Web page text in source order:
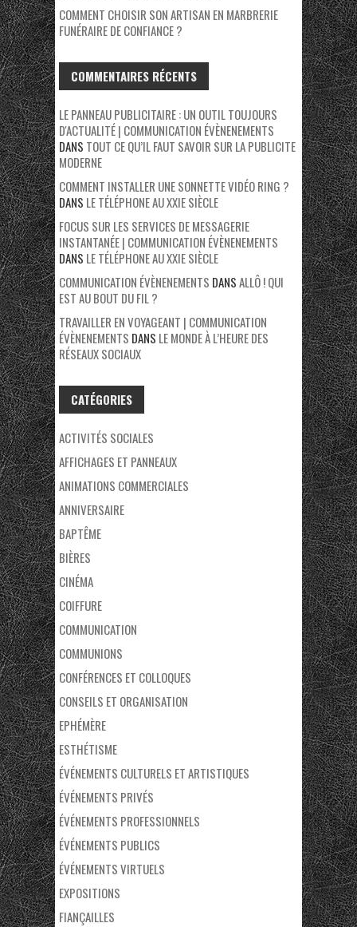
COMMENT CHOISIR SON ARTISAN EN MARBRERIE
FUNÉRAIRE DE CONFIANCE ?
COMMENTAIRES RÉCENTS
LE PANNEAU PUBLICITAIRE : UN OUTIL TOUJOURS
D'ACTUALITÉ | COMMUNICATION ÉVÈNENEMENTS
DANS TOUT CE QU’IL FAUT SAVOIR SUR LA PUBLICITE
MODERNE
COMMENT INSTALLER UNE SONNETTE VIDÉO RING ?
DANS LE TÉLÉPHONE AU XXIE SIÈCLE
FOCUS SUR LES SERVICES DE MESSAGERIE
INSTANTANÉE | COMMUNICATION ÉVÈNENEMENTS
DANS LE TÉLÉPHONE AU XXIE SIÈCLE
COMMUNICATION ÉVÈNENEMENTS DANSALLÔ ! QUI
EST AU BOUT DU FIL ?
TRAVAILLER EN VOYAGEANT | COMMUNICATION
ÉVÈNENEMENTS DANS LE MONDE À L’HEURE DES
RÉSEAUX SOCIAUX
CATÉGORIES
ACTIVITÉS SOCIALES
AFFICHAGES ET PANNEAUX
ANIMATIONS COMMERCIALES
ANNIVERSAIRE
BAPTÊME
BIÈRES
CINÉMA
COIFFURE
COMMUNICATION
COMMUNIONS
CONFÉRENCES ET COLLOQUES
CONSEILS ET ORGANISATION
EPHÉMÈRE
ESTHÉTISME
ÉVÉNEMENTS CULTURELS ET ARTISTIQUES
ÉVÉNEMENTS PRIVÉS
ÉVÉNEMENTS PROFESSIONNELS
ÉVÉNEMENTS PUBLICS
ÉVÉNEMENTS VIRTUELS
EXPOSITIONS
FIANÇAILLES